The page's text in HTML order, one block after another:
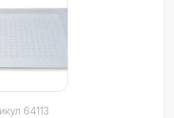
64113